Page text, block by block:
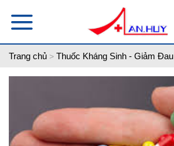
Trang chủ > Thuốc Kháng Sinh - Giảm Đau